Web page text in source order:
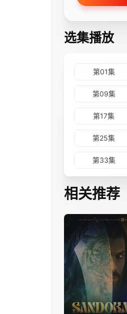
选集播放
第01集
第09集
第17集
第25集
第33集
相关推荐